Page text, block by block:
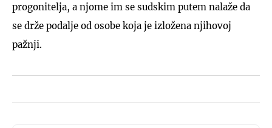
progonitelja, a njome im se sudskim putem nalaže da
se drže podalje od osobe koja je izložena njihovoj
pažnji.